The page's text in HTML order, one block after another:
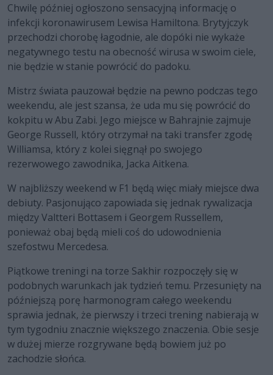
Chwilę później ogłoszono sensacyjną informację o
infekcji koronawirusem Lewisa Hamiltona. Brytyjczyk
przechodzi chorobę łagodnie, ale dopóki nie wykaże
negatywnego testu na obecność wirusa w swoim ciele,
nie będzie w stanie powrócić do padoku.
Mistrz świata pauzował będzie na pewno podczas tego
weekendu, ale jest szansa, że uda mu się powrócić do
kokpitu w Abu Zabi. Jego miejsce w Bahrajnie zajmuje
George Russell, który otrzymał na taki transfer zgodę
Williamsa, który z kolei sięgnął po swojego
rezerwowego zawodnika, Jacka Aitkena.
W najbliższy weekend w F1 będą więc miały miejsce dwa
debiuty. Pasjonująco zapowiada się jednak rywalizacja
między Valtteri Bottasem i Georgem Russellem,
ponieważ obaj będą mieli coś do udowodnienia
szefostwu Mercedesa.
Piątkowe treningi na torze Sakhir rozpoczęły się w
podobnych warunkach jak tydzień temu. Przesunięty na
późniejszą porę harmonogram całego weekendu
sprawia jednak, że pierwszy i trzeci trening nabierają w
tym tygodniu znacznie większego znaczenia. Obie sesje
w dużej mierze rozgrywane będą bowiem już po
zachodzie słońca.